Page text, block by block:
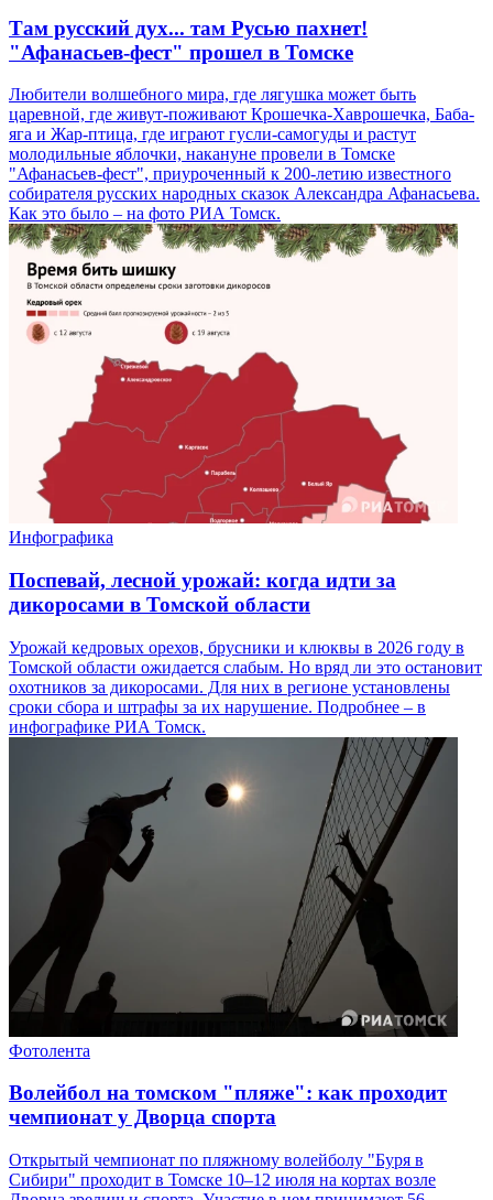
Там русский дух... там Русью пахнет!
"Афанасьев-фест" прошел в Томске
Любители волшебного мира, где лягушка может быть
царевной, где живут-поживают Крошечка-Хаврошечка, Баба-
яга и Жар-птица, где играют гусли-самогуды и растут
молодильные яблочки, накануне провели в Томске
"Афанасьев-фест", приуроченный к 200-летию известного
собирателя русских народных сказок Александра Афанасьева.
Как это было – на фото РИА Томск.
Инфографика
Поспевай, лесной урожай: когда идти за
дикоросами в Томской области
Урожай кедровых орехов, брусники и клюквы в 2026 году в
Томской области ожидается слабым. Но вряд ли это остановит
охотников за дикоросами. Для них в регионе установлены
сроки сбора и штрафы за их нарушение. Подробнее – в
инфографике РИА Томск.
Фотолента
Волейбол на томском "пляже": как проходит
чемпионат у Дворца спорта
Открытый чемпионат по пляжному волейболу "Буря в
Сибири" проходит в Томске 10–12 июля на кортах возле